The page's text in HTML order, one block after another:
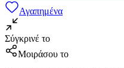
Αγαπημένα
Σύγκρινέ το
Μοιράσου το